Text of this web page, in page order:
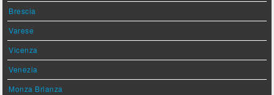
Brescia
Varese
Vicenza
Venezia
Monza Brianza